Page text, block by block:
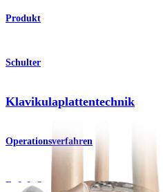
Produkt
Schulter
Klavikulaplattentechnik
Operationsverfahren
Fuß & Sprunggelenk